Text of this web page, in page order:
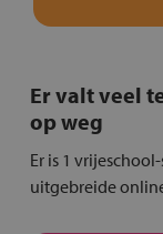
Er valt veel
op weg
Er is 1
uitgebreide